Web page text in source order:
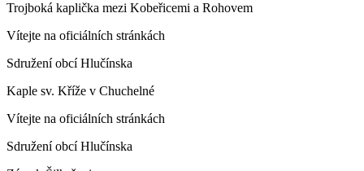
Trojboká kaplička mezi Kobeřicemi a Rohovem
Vítejte na oficiálních stránkách
Sdružení obcí Hlučínska
Kaple sv. Kříže v Chuchelné
Vítejte na oficiálních stránkách
Sdružení obcí Hlučínska